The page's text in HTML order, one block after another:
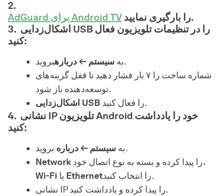
AdGuard برای Android TV
را بارگیری نمایید.
اشکال‌زدایی USB را در تنظیمات تلویزیون فعال
کنید:
به سیستم ← درباره
بروید.
شماره ساخت را ۷ بار فشار دهید تا قفل گزینه‌های
توسعه‌دهنده باز شود.
اشکال‌زدایی USB
را فعال کنید.
نشانی IP تلویزیون Android خود را یادداشت
کنید:
به سیستم ← درباره
بروید.
Network
را پیدا کرده و بسته به نوع اتصال خود،
Wi-Fi
Ethernet
را انتخاب کنید.
نشانی IP را پیدا کرده و یادداشت کنید.